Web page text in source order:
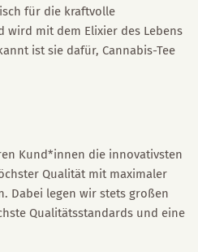
für die kraftvolle
wird mit dem Elixier des Lebens
ist sie dafür, Cannabis-Tee
Kund*innen die innovativsten
Qualität mit maximaler
Dabei legen wir stets großen
Qualitätsstandards und eine